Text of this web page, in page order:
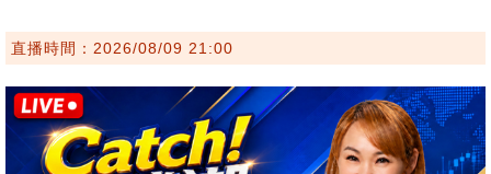
直播時間：2026/08/09 21:00